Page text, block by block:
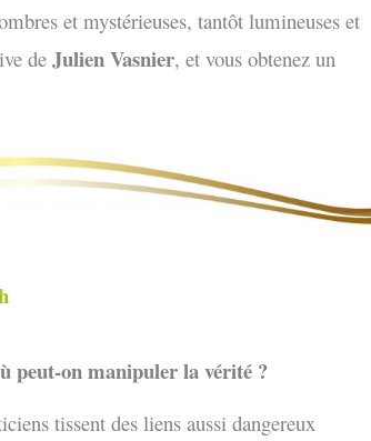
et mystérieuses, tantôt lumineuses et
de Julien Vasnier, et vous obtenez un
peut-on manipuler la vérité ?
tissent des liens aussi dangereux